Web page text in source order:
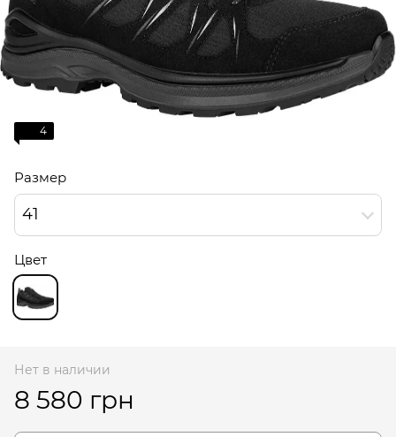
4
Размер
41
Цвет
Нет в наличии
8 580 грн